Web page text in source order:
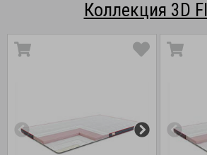
Коллекция 3D